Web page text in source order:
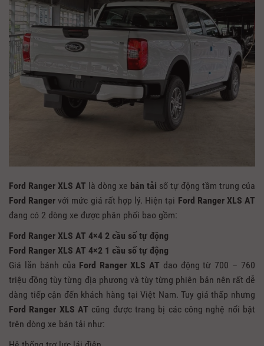
Ford Ranger XLS AT là dòng xe bán tải số tự động tầm trung của
Ford Ranger với mức giá rất hợp lý. Hiện tại Ford Ranger XLS AT
đang có 2 dòng xe được phân phối bao gồm:
Ford Ranger XLS AT 4×4 2 cầu số tự động
Ford Ranger XLS AT 4×2 1 cầu số tự động
Giá lăn bánh của Ford Ranger XLS AT dao động từ 700 – 760
triệu đồng tùy từng địa phương và tùy từng phiên bản nên rất dễ
dàng tiếp cận đến khách hàng tại Việt Nam. Tuy giá thấp nhưng
Ford Ranger XLS AT cũng được trang bị các công nghệ nổi bật
trên dòng xe bán tải như: